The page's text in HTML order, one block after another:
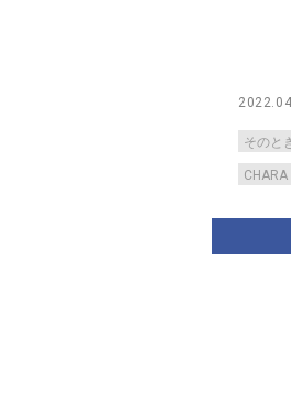
そのと
CHARA